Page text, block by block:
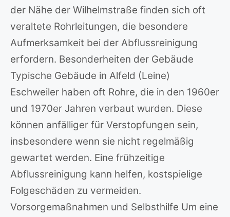
der Nähe der Wilhelmstraße finden sich oft
veraltete Rohrleitungen, die besondere
Aufmerksamkeit bei der Abflussreinigung
erfordern. Besonderheiten der Gebäude
Typische Gebäude in Alfeld (Leine)
Eschweiler haben oft Rohre, die in den 1960er
und 1970er Jahren verbaut wurden. Diese
können anfälliger für Verstopfungen sein,
insbesondere wenn sie nicht regelmäßig
gewartet werden. Eine frühzeitige
Abflussreinigung kann helfen, kostspielige
Folgeschäden zu vermeiden.
Vorsorgemaßnahmen und Selbsthilfe Um eine